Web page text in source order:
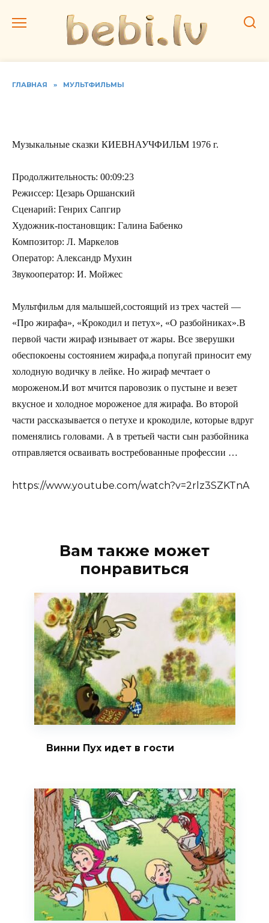
ГЛАВНАЯ » МУЛЬТФИЛЬМЫ
Музыкальные сказки КИЕВНАУЧФИЛЬМ 1976 г.
Продолжительность: 00:09:23
Режиссер: Цезарь Оршанский
Сценарий: Генрих Сапгир
Художник-постановщик: Галина Бабенко
Композитор: Л. Маркелов
Оператор: Александр Мухин
Звукооператор: И. Мойжес
Мультфильм для малышей,состоящий из трех частей —
«Про жирафа», «Крокодил и петух», «О разбойниках».В
первой части жираф изнывает от жары. Все зверушки
обеспокоены состоянием жирафа,а попугай приносит ему
холодную водичку в лейке. Но жираф мечтает о
мороженом.И вот мчится паровозик о пустыне и везет
вкусное и холодное мороженое для жирафа. Во второй
части рассказывается о петухе и крокодиле, которые вдруг
поменялись головами. А в третьей части сын разбойника
отправляется осваивать востребованные профессии …
https://www.youtube.com/watch?v=2rlz3SZKTnA
Вам также может
понравиться
Винни Пух идет в гости